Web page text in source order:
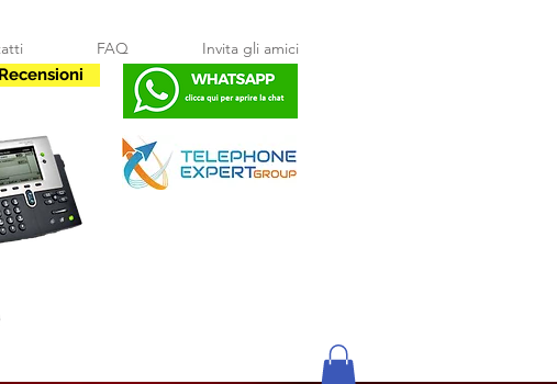
FAQ
Invita gli amici
Recensioni